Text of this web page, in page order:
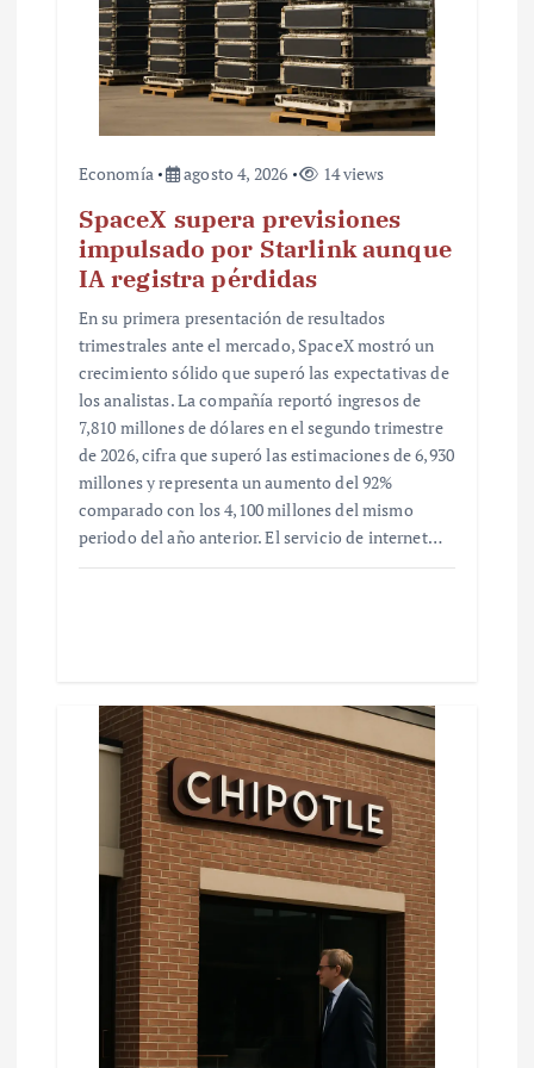
Economía agosto 4, 2026 14 views
SpaceX supera previsiones
impulsado por Starlink aunque
IA registra pérdidas
En su primera presentación de resultados
trimestrales ante el mercado, SpaceX mostró un
crecimiento sólido que superó las expectativas de
los analistas. La compañía reportó ingresos de
7,810 millones de dólares en el segundo trimestre
de 2026, cifra que superó las estimaciones de 6,930
millones y representa un aumento del 92%
comparado con los 4,100 millones del mismo
periodo del año anterior. El servicio de internet…